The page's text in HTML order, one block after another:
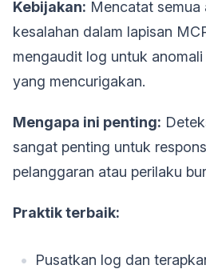
Kebijakan: Mencatat semua
kesalahan dalam lapisan
mengaudit log untuk
yang mencurigakan.
Mengapa ini penting:
sangat penting untuk
pelanggaran atau perilaku
Praktik terbaik:
Pusatkan log dan